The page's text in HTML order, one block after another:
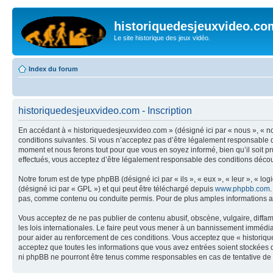
Le site historique des jeux vidéo.
Index du forum
historiquedesjeuxvideo.com - Inscription
En accédant à « historiquedesjeuxvideo.com » (désigné ici par « nous », «
conditions suivantes. Si vous n’acceptez pas d’être légalement
moment et nous ferons tout pour que vous en soyez informé, bien qu’il soit
effectués, vous acceptez d’être légalement responsable des conditions
Notre forum est de type phpBB (désigné ici par « ils », « eux », « leur », «
(désigné ici par « GPL ») et qui peut être téléchargé depuis www.phpbb.com
pas, comme contenu ou conduite permis. Pour de plus amples informations
Vous acceptez de ne pas publier de contenu abusif, obscène, vulgaire,
les lois internationales. Le faire peut vous mener à un bannissement
pour aider au renforcement de ces conditions. Vous acceptez que «
acceptez que toutes les informations que vous avez entrées soient
ni phpBB ne pourront être tenus comme responsables en cas de tentative